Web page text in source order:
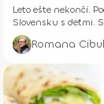
Leto ešte nekončí.
Slovensku s deťmi.
bližšie.
Romana